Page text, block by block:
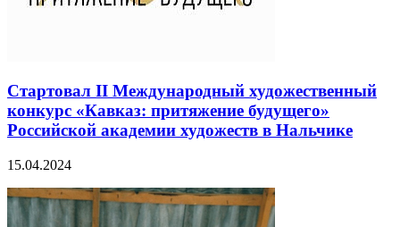
Стартовал II Международный художественный
конкурс «Кавказ: притяжение будущего»
Российской академии художеств в Нальчике
15.04.2024